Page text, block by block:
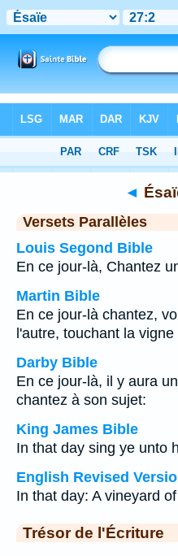
Chapitre 27> Verset 2
◄
Versets Parallèles
Louis Segond Bible
En ce jour-là, Chantez
Martin Bible
En ce jour-là chantez,
l'autre, touchant la
Darby Bible
En ce jour-là, il y aura
chantez à son sujet:
King James Bible
In that day sing ye unto
English Revised
In that day: A vineyard
Trésor de l'Écriture